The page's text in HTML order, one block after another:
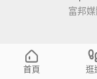
富邦
首頁 逛